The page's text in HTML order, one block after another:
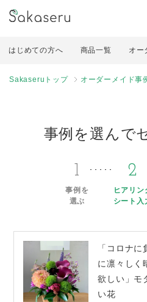
はじめての方へ 商品一覧 オー
Sakaseruトップ オーダーメイド事
事例を選んで
1
事例を
選ぶ
2
ヒアリン
シート入
「コロナ
に凛々しく
欲しい」モ
い花